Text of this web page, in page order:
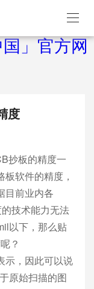
」官方网
度
抄板的精度一
软件的精度，
目前业内各
技术能力无法
以下，那么贴
？
示，因此可以说
原始扫描的图